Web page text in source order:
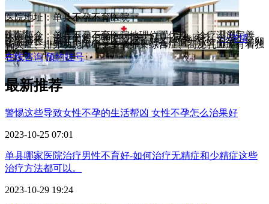
医院地址：单县不孕不育医院
医院简介：单县不孕不育医院地理位置优越、诊疗设施完善、
环境优美，诊疗面积15000平方米，是一家集医疗...>>详情
医院擅长：单县不孕不育医院擅长对各种输卵管性不孕、输卵
管炎症、排卵功能障碍、多囊卵巢综合症、高泌乳血症有着独
到...
在线咨询 预约挂号
最新推荐
警惕这些导致女性不孕的生活帮凶 女性不孕怎么治果好
2023-10-25 07:01
单县哪家医院治疗男性不育好-如何治疗无精症和少精症这些
治疗方法都可以。
2023-10-29 19:24